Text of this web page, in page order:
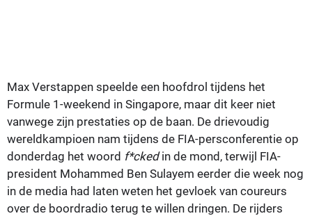
Max Verstappen speelde een hoofdrol tijdens het
Formule 1-weekend in Singapore, maar dit keer niet
vanwege zijn prestaties op de baan. De drievoudig
wereldkampioen nam tijdens de FIA-persconferentie op
donderdag het woord f*ckedin de mond, terwijl FIA-
president Mohammed Ben Sulayem eerder die week nog
in de media had laten weten het gevloek van coureurs
over de boordradio terug te willen dringen. De rijders